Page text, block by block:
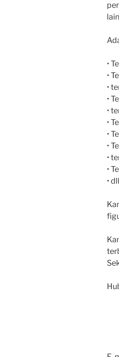
•
•
•
•
•
•
•
•
•
•
• dll